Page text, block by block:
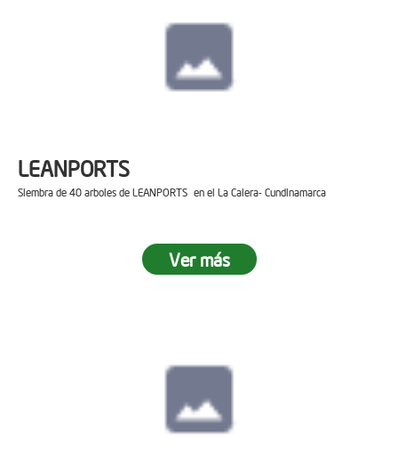
LEANPORTS
Siembra de 40 arboles de LEANPORTS en el La Calera- Cundinamarca
Ver más